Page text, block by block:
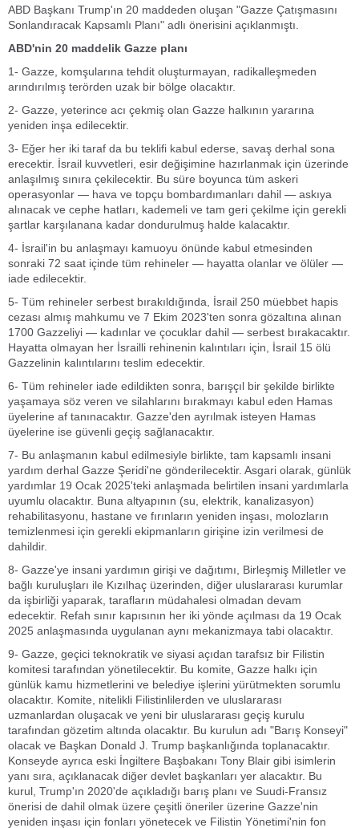
ABD Başkanı Trump'ın 20 maddeden oluşan "Gazze Çatışmasını
Sonlandıracak Kapsamlı Planı" adlı önerisini açıklanmıştı.
ABD'nin 20 maddelik Gazze planı
1- Gazze, komşularına tehdit oluşturmayan, radikalleşmeden
arındırılmış terörden uzak bir bölge olacaktır.
2- Gazze, yeterince acı çekmiş olan Gazze halkının yararına
yeniden inşa edilecektir.
3- Eğer her iki taraf da bu teklifi kabul ederse, savaş derhal sona
erecektir. İsrail kuvvetleri, esir değişimine hazırlanmak için üzerinde
anlaşılmış sınıra çekilecektir. Bu süre boyunca tüm askeri
operasyonlar — hava ve topçu bombardımanları dahil — askıya
alınacak ve cephe hatları, kademeli ve tam geri çekilme için gerekli
şartlar karşılanana kadar dondurulmuş halde kalacaktır.
4- İsrail'in bu anlaşmayı kamuoyu önünde kabul etmesinden
sonraki 72 saat içinde tüm rehineler — hayatta olanlar ve ölüler —
iade edilecektir.
5- Tüm rehineler serbest bırakıldığında, İsrail 250 müebbet hapis
cezası almış mahkumu ve 7 Ekim 2023'ten sonra gözaltına alınan
1700 Gazzeliyi — kadınlar ve çocuklar dahil — serbest bırakacaktır.
Hayatta olmayan her İsrailli rehinenin kalıntıları için, İsrail 15 ölü
Gazzelinin kalıntılarını teslim edecektir.
6- Tüm rehineler iade edildikten sonra, barışçıl bir şekilde birlikte
yaşamaya söz veren ve silahlarını bırakmayı kabul eden Hamas
üyelerine af tanınacaktır. Gazze'den ayrılmak isteyen Hamas
üyelerine ise güvenli geçiş sağlanacaktır.
7- Bu anlaşmanın kabul edilmesiyle birlikte, tam kapsamlı insani
yardım derhal Gazze Şeridi'ne gönderilecektir. Asgari olarak, günlük
yardımlar 19 Ocak 2025'teki anlaşmada belirtilen insani yardımlarla
uyumlu olacaktır. Buna altyapının (su, elektrik, kanalizasyon)
rehabilitasyonu, hastane ve fırınların yeniden inşası, molozların
temizlenmesi için gerekli ekipmanların girişine izin verilmesi de
dahildir.
8- Gazze'ye insani yardımın girişi ve dağıtımı, Birleşmiş Milletler ve
bağlı kuruluşları ile Kızılhaç üzerinden, diğer uluslararası kurumlar
da işbirliği yaparak, tarafların müdahalesi olmadan devam
edecektir. Refah sınır kapısının her iki yönde açılması da 19 Ocak
2025 anlaşmasında uygulanan aynı mekanizmaya tabi olacaktır.
9- Gazze, geçici teknokratik ve siyasi açıdan tarafsız bir Filistin
komitesi tarafından yönetilecektir. Bu komite, Gazze halkı için
günlük kamu hizmetlerini ve belediye işlerini yürütmekten sorumlu
olacaktır. Komite, nitelikli Filistinlilerden ve uluslararası
uzmanlardan oluşacak ve yeni bir uluslararası geçiş kurulu
tarafından gözetim altında olacaktır. Bu kurulun adı "Barış Konseyi"
olacak ve Başkan Donald J. Trump başkanlığında toplanacaktır.
Konseyde ayrıca eski İngiltere Başbakanı Tony Blair gibi isimlerin
yanı sıra, açıklanacak diğer devlet başkanları yer alacaktır. Bu
kurul, Trump'ın 2020'de açıkladığı barış planı ve Suudi-Fransız
önerisi de dahil olmak üzere çeşitli öneriler üzerine Gazze'nin
yeniden inşası için fonları yönetecek ve Filistin Yönetimi'nin fon